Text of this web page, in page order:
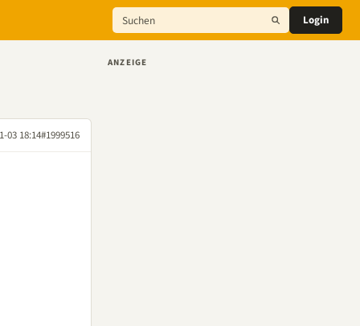
Login
03 18:14#1999516
ANZEIGE